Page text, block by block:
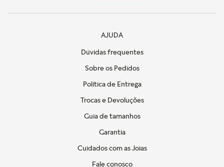
AJUDA
Dúvidas frequentes
Sobre os Pedidos
Política de Entrega
Trocas e Devoluções
Guia de tamanhos
Garantia
Cuidados com as Joias
Fale conosco